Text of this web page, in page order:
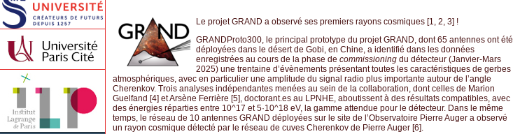
Le projet GRAND a observé ses premiers rayons cosmiques [1, 2, 3] !
GRANDProto300, le principal prototype du projet GRAND, dont 65 antennes ont été
déployées dans le désert de Gobi, en Chine, a identifié dans les données
enregistrées au cours de la phase de commissioning du détecteur (Janvier-Mars
2025) une trentaine d’évènements présentant toutes les caractéristiques de gerbes
atmosphériques, avec en particulier une amplitude du signal radio plus importante autour de l’angle
Cherenkov. Trois analyses indépendantes menées au sein de la collaboration, dont celles de Marion
Guelfand [4] et Arsène Ferrière [5], doctorant.es au LPNHE, aboutissent à des résultats compatibles, avec
des énergies réparties entre 10^17 et 5·10^18 eV, la gamme attendue pour le détecteur. Dans le même
temps, le réseau de 10 antennes GRAND déployées sur le site de l’Observatoire Pierre Auger a observé
un rayon cosmique détecté par le réseau de cuves Cherenkov de Pierre Auger [6].